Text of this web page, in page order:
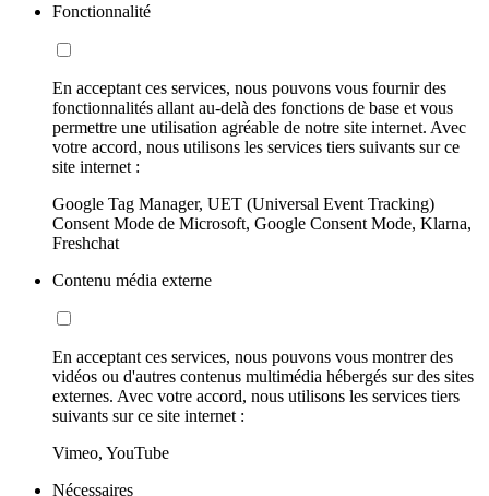
Fonctionnalité
En acceptant ces services, nous pouvons vous fournir des
fonctionnalités allant au-delà des fonctions de base et vous
permettre une utilisation agréable de notre site internet. Avec
votre accord, nous utilisons les services tiers suivants sur ce
site internet :
Google Tag Manager, UET (Universal Event Tracking)
Consent Mode de Microsoft, Google Consent Mode, Klarna,
Freshchat
Contenu média externe
En acceptant ces services, nous pouvons vous montrer des
vidéos ou d'autres contenus multimédia hébergés sur des sites
externes. Avec votre accord, nous utilisons les services tiers
suivants sur ce site internet :
Vimeo, YouTube
Nécessaires